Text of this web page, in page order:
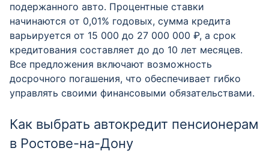
подержанного авто. Процентные ставки
начинаются от 0,01% годовых, сумма кредита
варьируется от 15 000 до 27 000 000 ₽, а срок
кредитования составляет до до 10 лет месяцев.
Все предложения включают возможность
досрочного погашения, что обеспечивает гибко
управлять своими финансовыми обязательствами.
Как выбрать автокредит пенсионерам
в Ростове-на-Дону